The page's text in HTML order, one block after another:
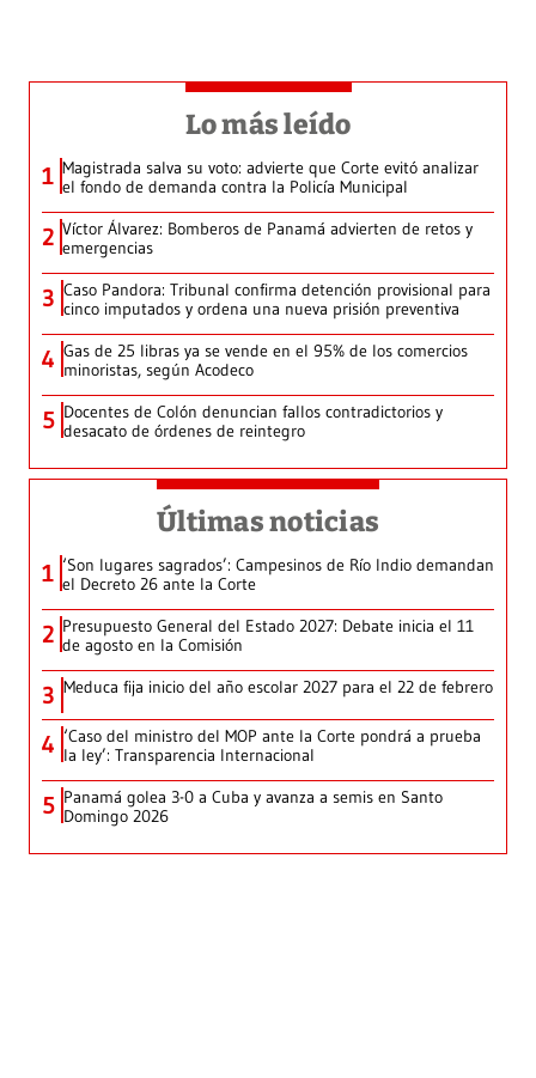
Lo más leído
1 Magistrada salva su voto: advierte que Corte evitó analizar
el fondo de demanda contra la Policía Municipal
2 Víctor Álvarez: Bomberos de Panamá advierten de retos y
emergencias
3 Caso Pandora: Tribunal confirma detención provisional para
cinco imputados y ordena una nueva prisión preventiva
4 Gas de 25 libras ya se vende en el 95% de los comercios
minoristas, según Acodeco
5 Docentes de Colón denuncian fallos contradictorios y
desacato de órdenes de reintegro
Últimas noticias
1 ‘Son lugares sagrados’: Campesinos de Río Indio demandan
el Decreto 26 ante la Corte
2 Presupuesto General del Estado 2027: Debate inicia el 11
de agosto en la Comisión
3 Meduca fija inicio del año escolar 2027 para el 22 de febrero
4 ‘Caso del ministro del MOP ante la Corte pondrá a prueba
la ley’: Transparencia Internacional
5 Panamá golea 3-0 a Cuba y avanza a semis en Santo
Domingo 2026